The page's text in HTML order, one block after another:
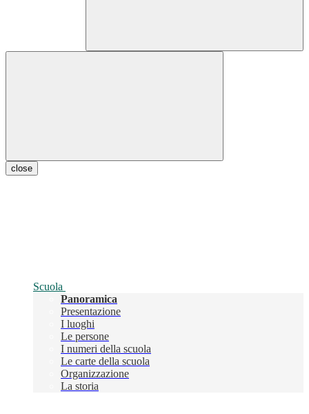
close
Scuola
Panoramica
Presentazione
I luoghi
Le persone
I numeri della scuola
Le carte della scuola
Organizzazione
La storia